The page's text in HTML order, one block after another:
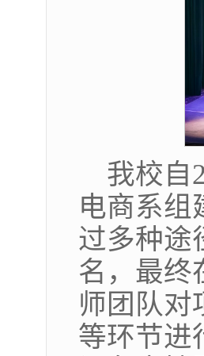
我校自
电商系组
过多种途
名，最终
师团队对
等环节进